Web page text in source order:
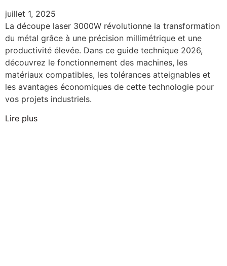
juillet 1, 2025
La découpe laser 3000W révolutionne la transformation
du métal grâce à une précision millimétrique et une
productivité élevée. Dans ce guide technique 2026,
découvrez le fonctionnement des machines, les
matériaux compatibles, les tolérances atteignables et
les avantages économiques de cette technologie pour
vos projets industriels.
Lire plus